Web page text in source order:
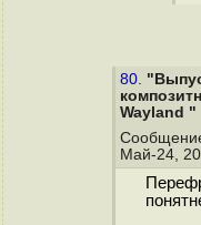
80.
Wayland "
Май-24,